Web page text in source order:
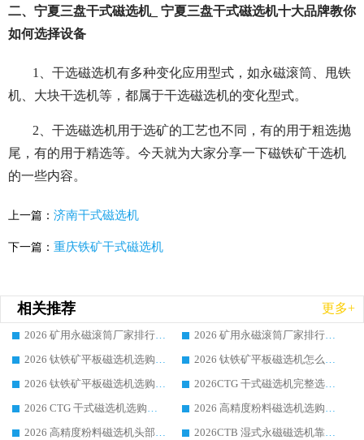
二、宁夏三盘干式磁选机_ 宁夏三盘干式磁选机十大品牌教你
如何选择设备
1、干选磁选机有多种变化应用型式，如永磁滚筒、甩铁
机、大块干选机等，都属于干选磁选机的变化型式。
2、干选磁选机用于选矿的工艺也不同，有的用于粗选抛
尾，有的用于精选等。今天就为大家分享一下磁铁矿干选机
的一些内容。
上一篇： 济南干式磁选机
下一篇： 重庆铁矿干式磁选机
相关推荐 更多+
2026 矿用永磁滚筒厂家排行榜选购干货指南 行业口碑标杆华体会手机网页版-华体会(中国) 实力出众
2026 矿用永磁滚筒厂家排行榜选购指南，行业口碑领域强者华体会手机网页版-华体会(中国)
2026 钛铁矿平板磁选机选购全攻略 市场公认优质品牌厂家实力排行榜
2026 钛铁矿平板磁选机怎么选 靠谱生产企业实力排行榜选购参考攻略
2026 钛铁矿平板磁选机选购指南 行业口碑优选品牌生产企业实力排行榜
2026CTG 干式磁选机完整选购指南 行业口碑顶尖靠谱生产龙头厂家实力推荐
2026 CTG 干式磁选机选购指南|行业口碑靠谱生产厂家领域强者推荐
2026 高精度粉料磁选机选购全攻略 行业优质品牌华体会手机网页版-华体会(中国) 实力深度解析
2026 高精度粉料磁选机头部厂家选购指南 行业口碑靠谱品牌推荐 领域强者华体会手机网页版-华体会(中国) 解析
2026CTB 湿式永磁磁选机靠谱厂家实力排行榜 铁矿选矿设备采购全流程选购指南